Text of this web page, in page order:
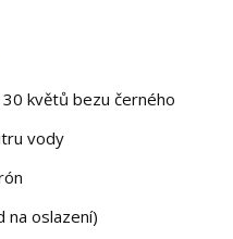
30 květů bezu černého
vody
na oslazení)